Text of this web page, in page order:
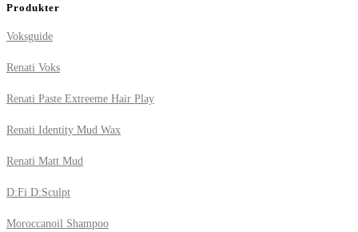
Produkter
Voksguide
Renati Voks
Renati Paste Extreeme Hair Play
Renati Identity Mud Wax
Renati Matt Mud
D:Fi D:Sculpt
Moroccanoil Shampoo